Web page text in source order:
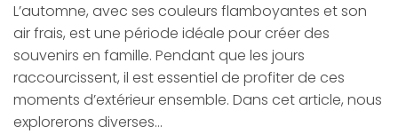
L’automne, avec ses couleurs flamboyantes et son
air frais, est une période idéale pour créer des
souvenirs en famille. Pendant que les jours
raccourcissent, il est essentiel de profiter de ces
moments d’extérieur ensemble. Dans cet article, nous
explorerons diverses…